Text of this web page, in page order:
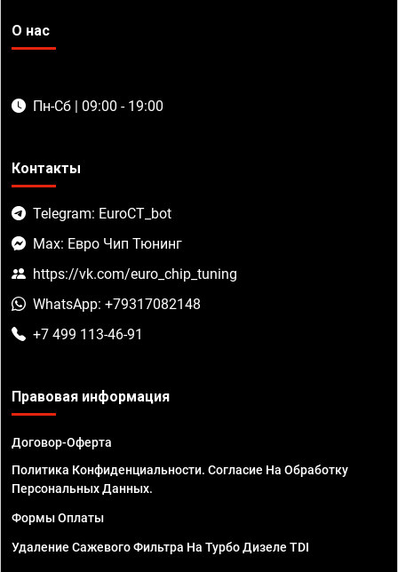
О нас
Пн-Сб | 09:00 - 19:00
Контакты
Telegram: EuroCT_bot
Max: Евро Чип Тюнинг
https://vk.com/euro_chip_tuning
WhatsApp: +79317082148
+7 499 113-46-91
Правовая информация
Договор-Оферта
Политика Конфиденциальности. Согласие На Обработку
Персональных Данных.
Формы Оплаты
Удаление Сажевого Фильтра На Турбо Дизеле TDI